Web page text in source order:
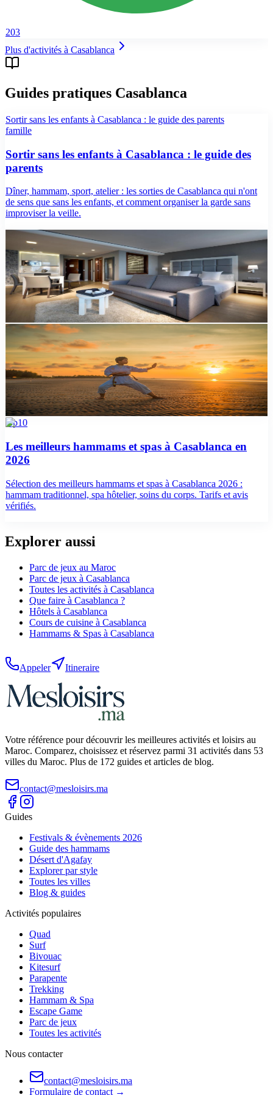
203
Plus d'activités à Casablanca
Guides pratiques Casablanca
Sortir sans les enfants à Casablanca : le guide des parents
famille
Sortir sans les enfants à Casablanca : le guide des
parents
Dîner, hammam, sport, atelier : les sorties de Casablanca qui n'ont
de sens que sans les enfants, et comment organiser la garde sans
improviser la veille.
guide
Que faire à Casablanca en week-end : itinéraire
2026
Itinéraire Casablanca en 2 jours : mosquée Hassan II, médina,
Corniche d'Aïn Diab, quartier Habous. Tarifs, restos et conseils.
top10
Les meilleures activités d'aventure à Casablanca en
2026
Sélection des meilleures activités d'aventure à Casablanca : karting,
paintball, escalade, accrobranche. Tarifs, durées et avis vérifiés.
top10
Les meilleurs hammams et spas à Casablanca en
2026
Sélection des meilleurs hammams et spas à Casablanca 2026 :
hammam traditionnel, spa hôtelier, soins du corps. Tarifs et avis
vérifiés.
Explorer aussi
Parc de jeux au Maroc
Parc de jeux à Casablanca
Toutes les activités à Casablanca
Que faire à Casablanca ?
Hôtels à Casablanca
Cours de cuisine à Casablanca
Hammams & Spas à Casablanca
Appeler Itineraire
Votre référence pour découvrir les meilleures activités et loisirs au
Maroc. Comparez, choisissez et réservez parmi 31 activités dans 53
villes du Maroc. Plus de 172 guides et articles de blog.
contact@mesloisirs.ma
Guides
Festivals & évènements 2026
Guide des hammams
Désert d'Agafay
Explorer par style
Toutes les villes
Blog & guides
Activités populaires
Quad
Surf
Bivouac
Kitesurf
Parapente
Trekking
Hammam & Spa
Escape Game
Parc de jeux
Toutes les activités
Nous contacter
contact@mesloisirs.ma
Formulaire de contact →